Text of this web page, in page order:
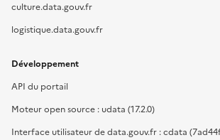
culture.data.gouv.fr
logistique.data.gouv.fr
Développement
API du portail
Moteur open source : udata (17.2.0)
Interface utilisateur de data.gouv.fr : cdata